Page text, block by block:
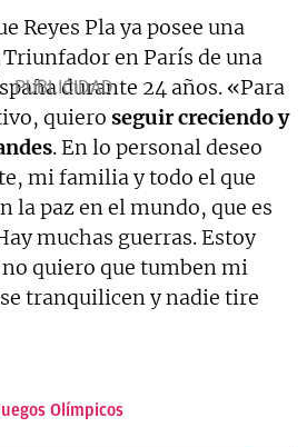
Reyes Pla ya posee una
en París de una
durante 24 años. «Para
quiero seguir creciendo y
. En lo personal deseo
mi familia y todo el que
la paz en el mundo, que es
muchas guerras. Estoy
quiero que tumben mi
tranquilicen y nadie tire
Olímpicos